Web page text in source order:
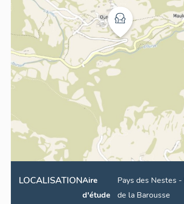
LOCALISATIONAire
d'étude
Pays des Nestes -
de la Barousse